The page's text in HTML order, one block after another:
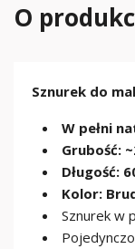
O
Sznurek do
W pełni
Grubość:
Długość:
Kolor:
Sznurek w